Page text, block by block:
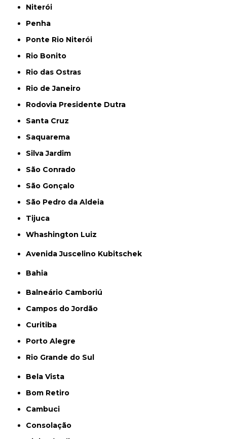
Niterói
Penha
Ponte Rio Niterói
Rio Bonito
Rio das Ostras
Rio de Janeiro
Rodovia Presidente Dutra
Santa Cruz
Saquarema
Silva Jardim
São Conrado
São Gonçalo
São Pedro da Aldeia
Tijuca
Whashington Luiz
Avenida Juscelino Kubitschek
Bahia
Balneário Camboriú
Campos do Jordão
Curitiba
Porto Alegre
Rio Grande do Sul
Bela Vista
Bom Retiro
Cambuci
Consolação